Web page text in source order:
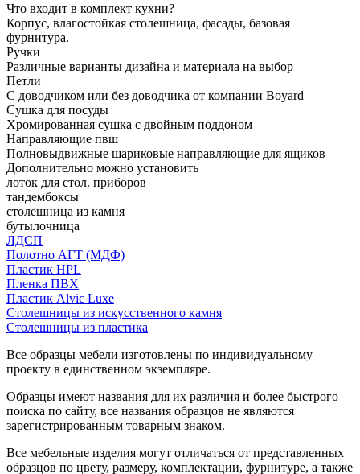
Что входит в комплект кухни?
Корпус, влагостойкая столешница, фасады, базовая
фурнитура.
Ручки
Различные варианты дизайна и материала на выбор
Петли
С доводчиком или без доводчика от компании Boyard
Сушка для посуды
Хромированная сушка с двойным поддоном
Направляющие пвш
Полновыдвижные шариковые направляющие для ящиков
Дополнительно можно установить
лоток для стол. приборов
тандембоксы
столешница из камня
бутылочница
ЛДСП
Полотно АГТ (МДФ)
Пластик HPL
Пленка ПВХ
Пластик Alvic Luxe
Столешницы из искусственного камня
Столешницы из пластика
Все образцы мебели изготовлены по индивидуальному
проекту в единственном экземпляре.
Образцы имеют названия для их различия и более быстрого
поиска по сайту, все названия образцов не являются
зарегистрированным товарным знаком.
Все мебельные изделия могут отличаться от представленных
образцов по цвету, размеру, комплектации, фурнитуре, а также